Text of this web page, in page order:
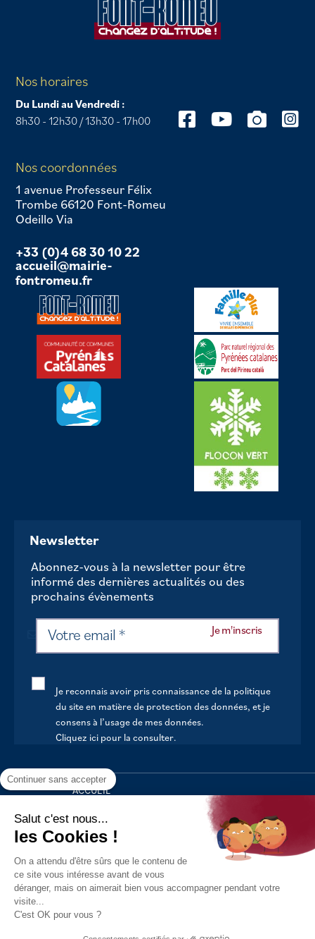
Nos horaires
Du Lundi au Vendredi :
8h30 - 12h30 / 13h30 - 17h00
Nos coordonnées
1 avenue Professeur Félix
Trombe 66120 Font-Romeu
Odeillo Via
+33 (0)4 68 30 10 22
accueil@mairie-
fontromeu.fr
Newsletter
Abonnez-vous à la newsletter pour être
informé des dernières actualités ou des
prochains évènements
Je reconnais avoir pris connaissance de la politique
du site en matière de protection des données, et je
consens à l’usage de mes données.
Cliquez ici pour la consulter.
ACCUEIL
VOTRE MAIRIE
VOTRE QUOTIDIEN
AU FIL DE LA VIE
LOISIRS
S’INFORMER
Continuer sans accepter
Salut c'est nous...
les Cookies !
On a attendu d'être sûrs que le contenu de
ce site vous intéresse avant de vous
déranger, mais on aimerait bien vous accompagner pendant votre
visite...
C'est OK pour vous ?